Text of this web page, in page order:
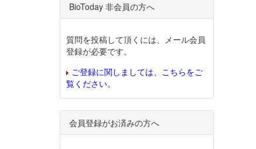
BioToday 非会員の方へ
質問を投稿して頂くには、メール会員
登録が必要です。
ご登録に関しましては、こちらをご
覧ください。
会員登録がお済みの方へ